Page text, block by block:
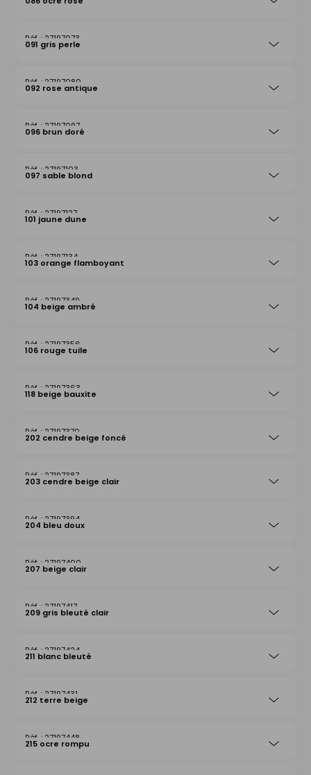
27197073
091 gris perle
27197080
092 rose antique
27197097
096 brun doré
27197103
097 sable blond
27197127
101 jaune dune
27197134
103 orange flamboyant
27197349
104 beige ambré
27197356
106 rouge tuile
27197363
118 beige bauxite
27197370
202 cendre beige foncé
27197387
203 cendre beige clair
27197394
204 bleu doux
27197400
207 beige clair
27197417
209 gris bleuté clair
27197424
211 blanc bleuté
27197431
212 terre beige
27197448
215 ocre rompu